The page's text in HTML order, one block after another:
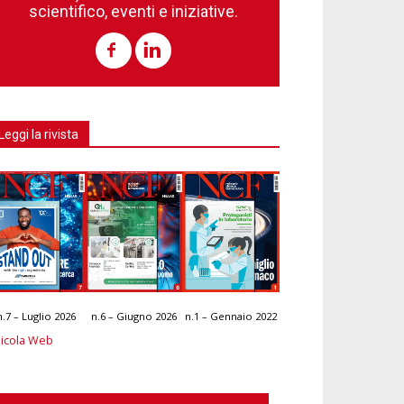
scientifico, eventi e iniziative.
la rivista
– Luglio 2026 n.6 – Giugno 2026 n.1 – Gennaio 2022
Web